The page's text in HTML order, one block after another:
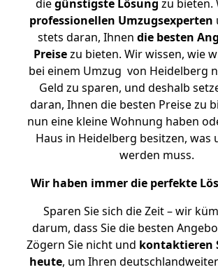
diegünstigste Lösung zu bieten.
professionellen Umzugsexperten
stets daran, Ihnen die besten
Preisezu bieten. Wir wissen, wie
bei einem Umzug von Heidelberg
Geld zu sparen, und deshalb
daran, Ihnen die besten Preise zu
nun eine kleine Wohnung haben
Haus in Heidelberg besitzen, was
werden muss.
Wir haben immer die perfekte
Sparen Sie sich die Zeit – wir
darum, dass Sie die besten
Zögern Sie nicht und kontaktieren
heute, um Ihren